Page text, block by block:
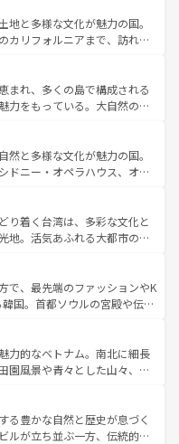
スイスならではのユニークな
だけでなく町歩きも満喫する
高いため物価も高いが、旅行
ともできる。 なお、新
一覧 を参照してほしい。
地と多様な文化が魅力の国。
カリフォルニアまで、訪れる
ョッピング、エンターテイ
スポットだ。一方、アメリカ
ランドキャニオンやイエロー
楽と美食が融合した独特の
カの各地域で異なる魅力を楽
かな歴史を感じることができ
のアメリカ
してほしい。
まれ、多くの島で構成される
力をもっている。大自然の神
番の観光地といえばオアフ
ならマウイ島やカウアイ島が
ンに輝く海をはじめ、豊かな
人々を迎えてくれるハワイの
ドやハワイアンミュージッ
、すべてがハワイの魅力を彩
イ情報
ほしい。
然と多様な文化が魅力の国。
ドニー・オペラハウス、オー
えるウルル（エアーズロッ
生林やケアンズの熱帯雨林な
た、カフェやワイン、オージ
ており、サーフィンやダイ
ウトドア好きにはたまらな
魅力を存分に味わいつくそ
り着く台湾は、多彩な文化と
地。活気あふれる大都市の台
台湾東部など、都市の喧騒
り、訪れる人に新しい発見と
た、奥深い台湾の食文化も魅
ど、バラエティ豊かな料理
着の台湾情報は コンテンツ一覧を参
で、最先端のファッションやK
国。首都ソウルの宮殿や伝統
々の自然美を楽しむことが
肉、絶品のストリートフード
待っている。夜には、韓国な
の多彩な魅力を心ゆくまで味
しい。 なお、新着の韓国情報はコンテンツ一
力的なベトナム。南北に細長
園風景や青々とした山々、世
く。ハノイの古い町並みやホ
代の建物も、独特の雰囲気を
エティの豊かさとおいしさで
る豊かな自然と歴史が息づく
ルが立ち並ぶ一方、伝統的な